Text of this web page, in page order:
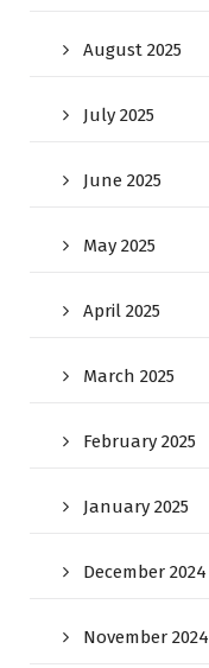
August 2025
July 2025
June 2025
May 2025
April 2025
March 2025
February 2025
January 2025
December 2024
November 2024